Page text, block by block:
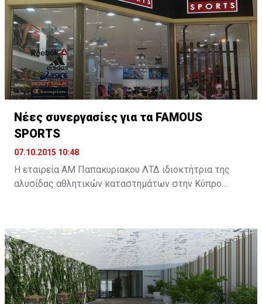
οικονομικής του πολιτικής. Για τον υπόλοιπο κόσμο
είναι η συμφωνία, που θα αλλάξει τα δεδομένα της
παγκόσμιας οικονομίας. ...
Νέες συνεργασίες για τα FAMOUS
SPORTS
07.10.2015 10:48
Η εταιρεία ΑΜ Παπακυριακου ΛΤΔ ιδιοκτήτρια της
αλυσίδας αθλητικών καταστημάτων στην Κύπρο
αγορά με δυο νέες συνεργασίες.